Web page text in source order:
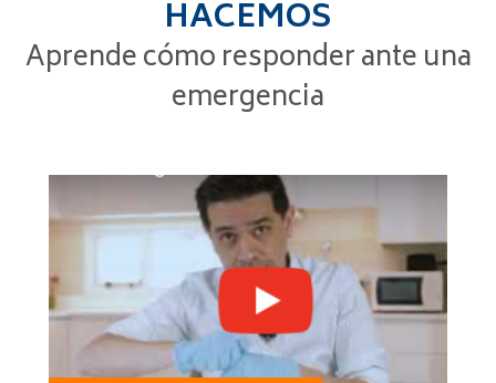
HACEMOS
Aprende cómo responder ante una
emergencia